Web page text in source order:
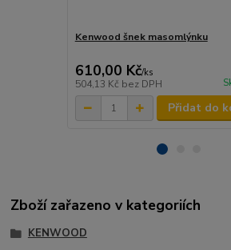
Kenwood šnek masomlýnku
610,00 Kč/ks
504,13 Kč bez DPH
Přidat do
Zboží zařazeno v kategoriích
KENWOOD